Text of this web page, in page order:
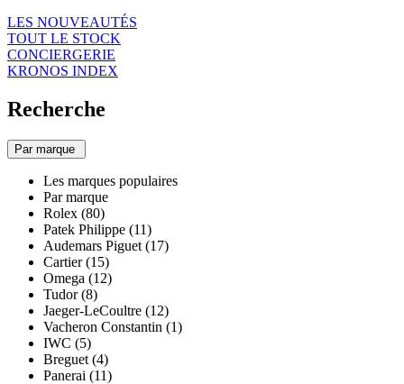
LES NOUVEAUTÉS
TOUT LE STOCK
CONCIERGERIE
KRONOS INDEX
Recherche
Par marque
Les marques populaires
Par marque
Rolex (80)
Patek Philippe (11)
Audemars Piguet (17)
Cartier (15)
Omega (12)
Tudor (8)
Jaeger-LeCoultre (12)
Vacheron Constantin (1)
IWC (5)
Breguet (4)
Panerai (11)